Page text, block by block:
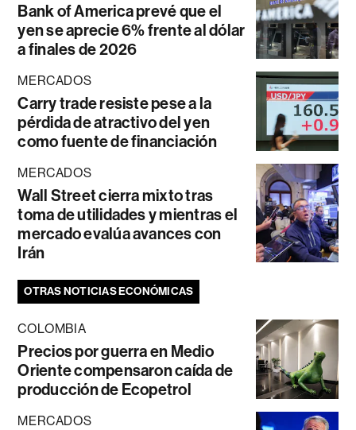
Bank of America prevé que el
yen se aprecie 6% frente al dólar
a finales de 2026
MERCADOS
Carry trade resiste pese a la
pérdida de atractivo del yen
como fuente de financiación
MERCADOS
Wall Street cierra mixto tras
toma de utilidades y mientras el
mercado evalúa avances con
Irán
OTRAS NOTICIAS ECONÓMICAS
COLOMBIA
Precios por guerra en Medio
Oriente compensaron caída de
producción de Ecopetrol
MERCADOS